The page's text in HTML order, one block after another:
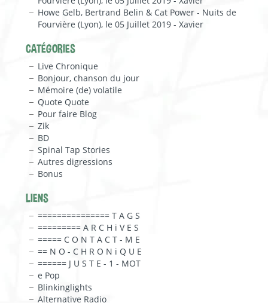
Howe Gelb, Bertrand Belin & Cat Power - Nuits de
Fourvière (Lyon), le 05 Juillet 2019 - Xavier
CATÉGORIES
Live Chronique
Bonjour, chanson du jour
Mémoire (de) volatile
Quote Quote
Pour faire Blog
Zik
BD
Spinal Tap Stories
Autres digressions
Bonus
LIENS
=============== T A G S
========= A R C H i V E S
===== C O N T A C T - M E
== N O - C H R O N i Q U E
====== J U S T E - 1 - MOT
e Pop
Blinkinglights
Alternative Radio